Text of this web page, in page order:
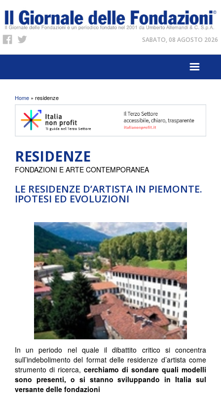
SABATO, 08 AGOSTO 2026
Tu sei qui
Home » residenze
RESIDENZE
LE RESIDENZE D’ARTISTA IN PIEMONTE.
IPOTESI ED EVOLUZIONI
FONDAZIONI E ARTE CONTEMPORANEA
In un periodo nel quale il dibattito critico si concentra
sull’indebolimento del format delle residenze d’artista come
strumento di ricerca, cerchiamo di sondare quali modelli
sono presenti, o si stanno sviluppando in Italia sul
versante delle fondazioni